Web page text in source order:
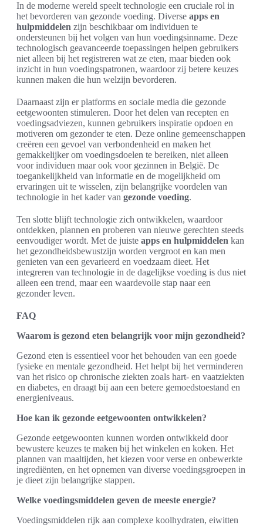
In de moderne wereld speelt technologie een cruciale rol in
het bevorderen van gezonde voeding. Diverse apps en
hulpmiddelen zijn beschikbaar om individuen te
ondersteunen bij het volgen van hun voedingsinname. Deze
technologisch geavanceerde toepassingen helpen gebruikers
niet alleen bij het registreren wat ze eten, maar bieden ook
inzicht in hun voedingspatronen, waardoor zij betere keuzes
kunnen maken die hun welzijn bevorderen.
Daarnaast zijn er platforms en sociale media die gezonde
eetgewoonten stimuleren. Door het delen van recepten en
voedingsadviezen, kunnen gebruikers inspiratie opdoen en
motiveren om gezonder te eten. Deze online gemeenschappen
creëren een gevoel van verbondenheid en maken het
gemakkelijker om voedingsdoelen te bereiken, niet alleen
voor individuen maar ook voor gezinnen in België. De
toegankelijkheid van informatie en de mogelijkheid om
ervaringen uit te wisselen, zijn belangrijke voordelen van
technologie in het kader van gezonde voeding.
Ten slotte blijft technologie zich ontwikkelen, waardoor
ontdekken, plannen en proberen van nieuwe gerechten steeds
eenvoudiger wordt. Met de juiste apps en hulpmiddelen kan
het gezondheidsbewustzijn worden vergroot en kan men
genieten van een gevarieerd en voedzaam dieet. Het
integreren van technologie in de dagelijkse voeding is dus niet
alleen een trend, maar een waardevolle stap naar een
gezonder leven.
FAQ
Waarom is gezond eten belangrijk voor mijn gezondheid?
Gezond eten is essentieel voor het behouden van een goede
fysieke en mentale gezondheid. Het helpt bij het verminderen
van het risico op chronische ziekten zoals hart- en vaatziekten
en diabetes, en draagt bij aan een betere gemoedstoestand en
energieniveaus.
Hoe kan ik gezonde eetgewoonten ontwikkelen?
Gezonde eetgewoonten kunnen worden ontwikkeld door
bewustere keuzes te maken bij het winkelen en koken. Het
plannen van maaltijden, het kiezen voor verse en onbewerkte
ingrediënten, en het opnemen van diverse voedingsgroepen in
je dieet zijn belangrijke stappen.
Welke voedingsmiddelen geven de meeste energie?
Voedingsmiddelen rijk aan complexe koolhydraten, eiwitten